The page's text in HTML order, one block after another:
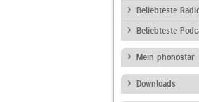
Beliebteste
Beliebteste
Mein phonostar
Downloads